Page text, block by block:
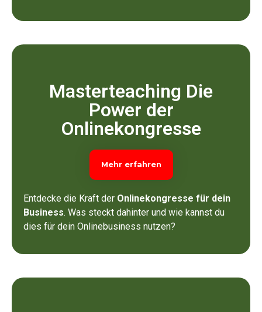
Masterteaching Die
Power der
Onlinekongresse
Mehr erfahren
Entdecke die Kraft der Onlinekongresse für dein
Business. Was steckt dahinter und wie kannst du
dies für dein Onlinebusiness nutzen?